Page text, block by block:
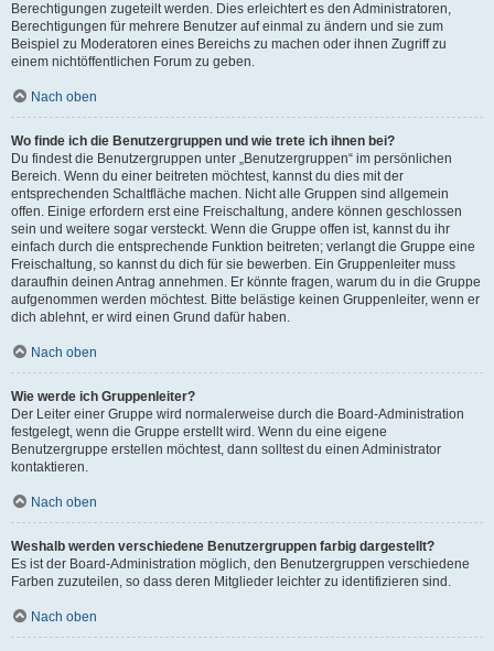
Berechtigungen zugeteilt werden. Dies erleichtert es den Administratoren,
Berechtigungen für mehrere Benutzer auf einmal zu ändern und sie zum
Beispiel zu Moderatoren eines Bereichs zu machen oder ihnen Zugriff zu
einem nichtöffentlichen Forum zu geben.
Nach oben
Wo finde ich die Benutzergruppen und wie trete ich ihnen bei?
Du findest die Benutzergruppen unter „Benutzergruppen“ im persönlichen
Bereich. Wenn du einer beitreten möchtest, kannst du dies mit der
entsprechenden Schaltfläche machen. Nicht alle Gruppen sind allgemein
offen. Einige erfordern erst eine Freischaltung, andere können geschlossen
sein und weitere sogar versteckt. Wenn die Gruppe offen ist, kannst du ihr
einfach durch die entsprechende Funktion beitreten; verlangt die Gruppe eine
Freischaltung, so kannst du dich für sie bewerben. Ein Gruppenleiter muss
daraufhin deinen Antrag annehmen. Er könnte fragen, warum du in die Gruppe
aufgenommen werden möchtest. Bitte belästige keinen Gruppenleiter, wenn er
dich ablehnt, er wird einen Grund dafür haben.
Nach oben
Wie werde ich Gruppenleiter?
Der Leiter einer Gruppe wird normalerweise durch die Board-Administration
festgelegt, wenn die Gruppe erstellt wird. Wenn du eine eigene
Benutzergruppe erstellen möchtest, dann solltest du einen Administrator
kontaktieren.
Nach oben
Weshalb werden verschiedene Benutzergruppen farbig dargestellt?
Es ist der Board-Administration möglich, den Benutzergruppen verschiedene
Farben zuzuteilen, so dass deren Mitglieder leichter zu identifizieren sind.
Nach oben